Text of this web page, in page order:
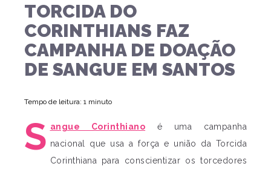
TORCIDA DO
CORINTHIANS FAZ
CAMPANHA DE DOAÇÃO
DE SANGUE EM SANTOS
Tempo de leitura: 1 minuto
S angue Corinthiano é uma campanha
nacional que usa a força e união da Torcida
Corinthiana para conscientizar os torcedores